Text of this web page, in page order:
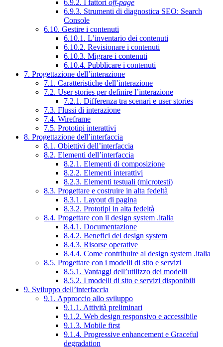
6.9.2. I fattori off-page
6.9.3. Strumenti di diagnostica SEO: Search
Console
6.10. Gestire i contenuti
6.10.1. L’inventario dei contenuti
6.10.2. Revisionare i contenuti
6.10.3. Migrare i contenuti
6.10.4. Pubblicare i contenuti
7. Progettazione dell’interazione
7.1. Caratteristiche dell’interazione
7.2. User stories per definire l’interazione
7.2.1. Differenza tra scenari e user stories
7.3. Flussi di interazione
7.4. Wireframe
7.5. Prototipi interattivi
8. Progettazione dell’interfaccia
8.1. Obiettivi dell’interfaccia
8.2. Elementi dell’interfaccia
8.2.1. Elementi di composizione
8.2.2. Elementi interattivi
8.2.3. Elementi testuali (microtesti)
8.3. Progettare e costruire in alta fedeltà
8.3.1. Layout di pagina
8.3.2. Prototipi in alta fedeltà
8.4. Progettare con il design system .italia
8.4.1. Documentazione
8.4.2. Benefici del design system
8.4.3. Risorse operative
8.4.4. Come contribuire al design system .italia
8.5. Progettare con i modelli di sito e servizi
8.5.1. Vantaggi dell’utilizzo dei modelli
8.5.2. I modelli di sito e servizi disponibili
9. Sviluppo dell’interfaccia
9.1. Approccio allo sviluppo
9.1.1. Attività preliminari
9.1.2. Web design responsivo e accessibile
9.1.3. Mobile first
9.1.4. Progressive enhancement e Graceful
degradation